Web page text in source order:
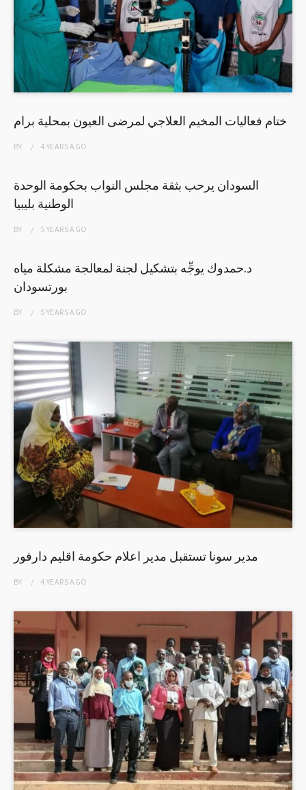
ختام فعاليات المخيم العلاجي لمرضى العيون بمحلية برام
BY 4 YEARSAGO
السودان يرحب بثقة مجلس النواب بحكومة الوحدة
الوطنية بليبيا
BY 5 YEARSAGO
د.حمدوك يوجِّه بتشكيل لجنة لمعالجة مشكلة مياه
بورتسودان
BY 5 YEARSAGO
مدير سونا تستقبل مدير اعلام حكومة اقليم دارفور
BY 4 YEARSAGO